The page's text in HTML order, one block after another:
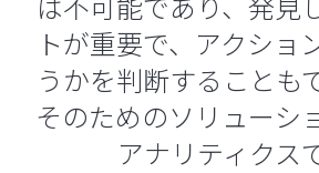
トが重要で、アクショ
うかを判断することも
そのためのソリューシ
アナリティクス